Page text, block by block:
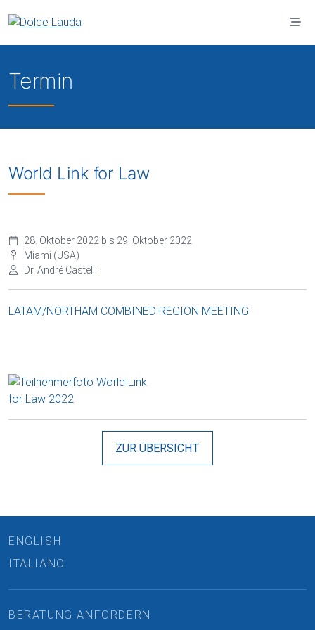
Termin
World Link for Law
28. Oktober 2022 bis 29. Oktober 2022
Miami (USA)
Dr. André Castelli
LATAM/NORTHAM COMBINED REGION MEETING
ZUR ÜBERSICHT
ENGLISH
ITALIANO
BERATUNG ANFORDERN